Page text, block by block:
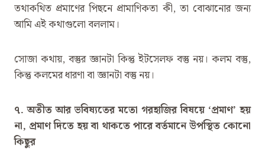
তথাকথিত ‌প্রমাণের পিছনে প্রামাণিকতা কী, তা বোঝানোর জন্য
আমি এই কথাগুলো বললাম।
সোজা কথায়, বস্তুর জ্ঞানটা কিন্তু ইটসেলফ বস্তু নয়। কলম বস্তু,
কিন্তু কলমের ধারণা বা জ্ঞানটা বস্তু নয়।
‌৭. অতীত আর ভবিষ্যতের মতো গরহাজির বিষয়ে ‘প্রমাণ’ হয়
না, প্রমাণ দিতে হয় বা থাকতে পারে বর্তমানে উপস্থিত কোনো
কিছুর